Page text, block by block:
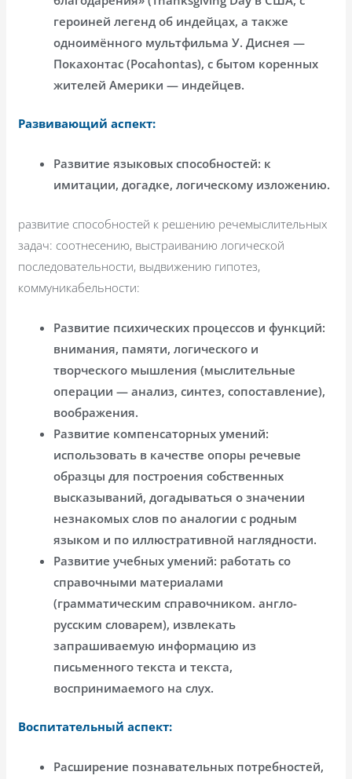
героиней легенд об индейцах, а также
одноимённогo мультфильма У. Диснея —
Покахонтас (Pocahontas), с бытом коренных
жителей Америки — индейцев.
Развивающий аспект:
Развитие языковых способностей: к
имитации, догадке, логическому изложению.
развитие способностей к решению речемыслительных
задач: соотнесению, выстраиванию логической
последовательности, выдвижению гипотез,
коммуникабельности:
Развитие психических процессов и функций:
внимания, памяти, логического и
творческого мышления (мыслительные
операции — анализ, синтез, сопоставление),
воображения.
Развитие компенсаторных умений:
использовать в качестве опоры речевые
образцы для построения собственных
высказываний, догадываться о значении
незнакомых слов по аналогии с родным
языком и по иллюстративной наглядности.
Развитие учебных умений: работать со
справочными материалами
(грамматическим справочником. англо-
русским словарем), извлекать
запрашиваемую информацию из
письменного текста и текста,
воспринимаемого на слух.
Воспитательный аспект:
Расширение познавательных потребностей,